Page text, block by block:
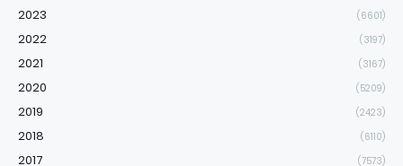
2023 (6601)
2022 (3197)
2021 (3167)
2020 (5209)
2019 (2423)
2018 (6110)
2017 (7573)